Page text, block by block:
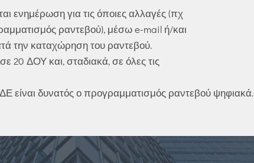
ενημέρωση για τις όποιες αλλαγές (πχ
ραντεβού), μέσω e-mail ή/και
την καταχώρηση του ραντεβού.
20 ΔΟΥ και, σταδιακά, σε όλες τις
είναι δυνατός ο προγραμματισμός ραντεβού ψηφιακά.